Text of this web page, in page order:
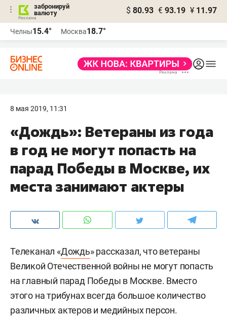
забронируй
валюту
$ 80.93 € 93.19 ¥ 11.97
Челны15.4° Москва18.7°
8 мая 2019, 11:31
«Дождь»: Ветераны из года
в год не могут попасть на
парад Победы в Москве, их
места занимают актеры
Телеканал «Дождь» рассказал, что ветераны
Великой Отечественной войны не могут попасть
на главный парад Победы в Москве. Вместо
этого на трибунах всегда большое количество
различных актеров и медийных персон.